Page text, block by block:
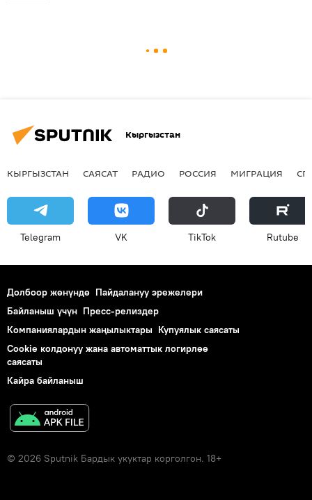
Кыргызстан
КЫРГЫЗСТАН САЯСАТ РАДИО РОССИЯ МИГРАЦИЯ
Telegram VK ТikТоk Rutube
Долбоор жөнүндө Пайдалануу эрежелери
Байланыш үчүн Пресс-релиздер
Компаниялардын жаңылыктары Купуялык саясаты
Cookie колдонуу жана автоматтык логирлөө
саясаты
Кайра байланыш
© 2026 Sputnik Бардык укуктар корголгон. 18+